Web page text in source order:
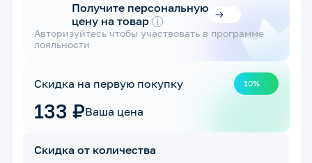
Получите персональную
цену на товар i
Авторизуйтесь чтобы участвовать в программе
лояльности
Скидка на первую покупку 10%
133 ₽Ваша цена
Скидка от количества